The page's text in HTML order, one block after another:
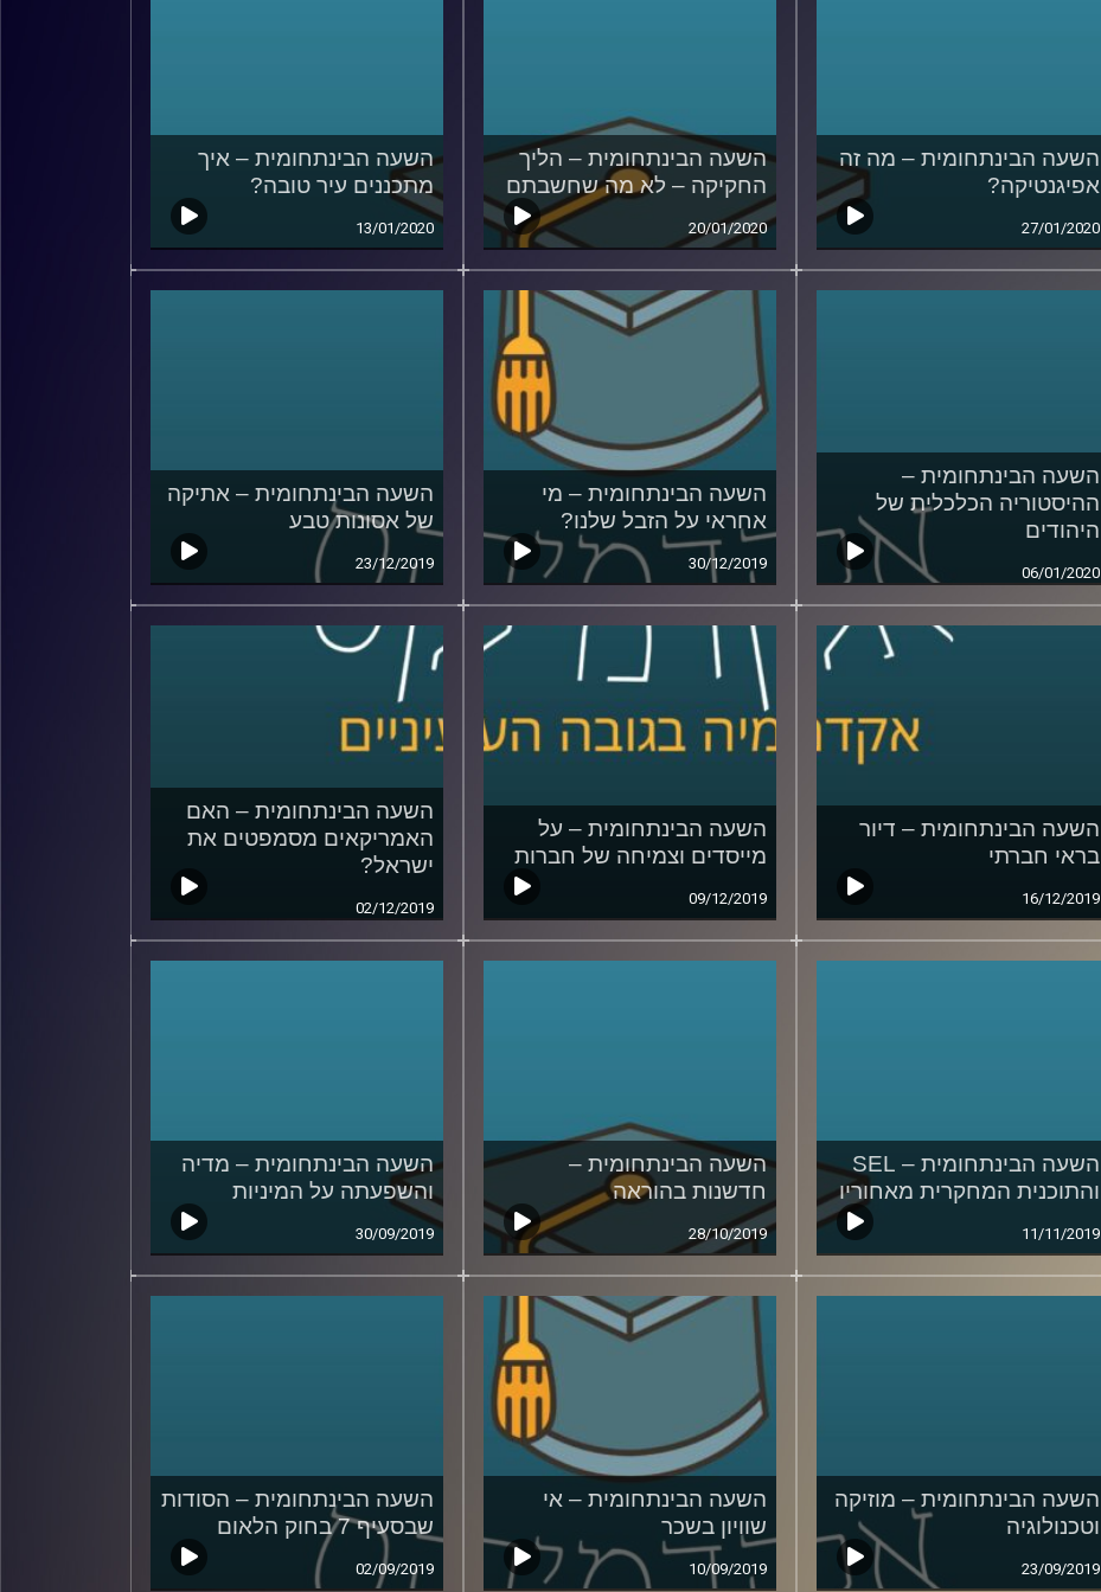
השעה הבינתחומית – מה זה
אפיגנטיקה?
27/01/2020
השעה הבינתחומית – הליך
החקיקה – לא מה שחשבתם
20/01/2020
השעה הבינתחומית – איך
מתכננים עיר טובה?
13/01/2020
השעה הבינתחומית –
ההיסטוריה הכלכלית של
היהודים
06/01/2020
השעה הבינתחומית – מי
אחראי על הזבל שלנו?
30/12/2019
השעה הבינתחומית – אתיקה
של אסונות טבע
23/12/2019
השעה הבינתחומית – דיור
בראי חברתי
16/12/2019
השעה הבינתחומית – על
מייסדים וצמיחה של חברות
09/12/2019
השעה הבינתחומית – האם
האמריקאים מסמפטים את
ישראל?
02/12/2019
השעה הבינתחומית – SEL
והתוכנית המחקרית מאחוריו
11/11/2019
השעה הבינתחומית –
חדשנות בהוראה
28/10/2019
השעה הבינתחומית – מדיה
והשפעתה על המיניות
30/09/2019
השעה הבינתחומית – מוזיקה
וטכנולוגיה
23/09/2019
השעה הבינתחומית – אי
שוויון בשכר
10/09/2019
השעה הבינתחומית – הסודות
שבסעיף 7 בחוק הלאום
02/09/2019